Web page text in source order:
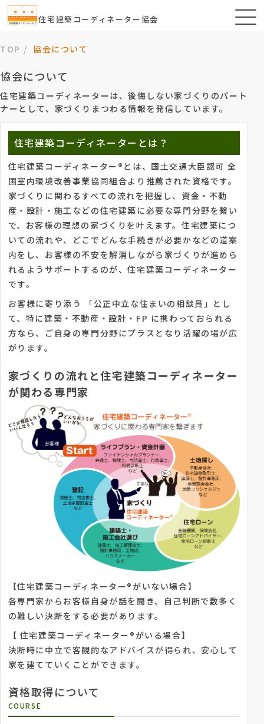
住宅建築コーディネーター協会
TOP 協会について
協会について
住宅建築コーディネーターは、後悔しない家づくりのパート
ナーとして、家づくりまつわる情報を発信しています。
住宅建築コーディネーターとは？
住宅建築コーディネーター®とは、国土交通大臣認可 全
国室内環境改善事業協同組合より推薦された資格です。
家づくりに関わるすべての流れを把握し、資金・不動
産・設計・施工などの住宅建築に必要な専門分野を繋い
で、お客様の理想の家づくりを叶えます。住宅建築につ
いての流れや、どこでどんな手続きが必要かなどの道案
内をし、お客様の不安を解消しながら家づくりが進めら
れるようサポートするのが、住宅建築コーディネーター
です。
お客様に寄り添う 「公正中立な住まいの相談員」とし
て、特に建築・不動産・設計・FP に携わっておられる
方なら、ご自身の専門分野にプラスとなり活躍の場が広
がります。
家づくりの流れと住宅建築コーディネーター
が関わる専門家
【住宅建築コーディネーター®がいない場合】
各専門家からお客様自身が話を聞き、自己判断で数多く
の難しい決断をする必要があります。
【 住宅建築コーディネーター®がいる場合】
決断時に中立で客観的なアドバイスが得られ、安心して
家を建てていくことができます。
資格取得について
COURSE